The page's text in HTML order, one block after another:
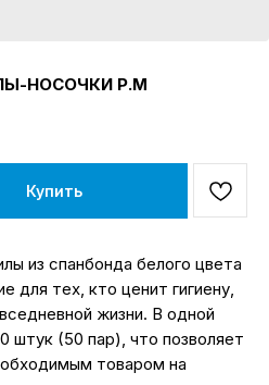
НОСОЧКИ Р.М
Купить
из спанбонда белого цвета
для тех, кто ценит гигиену,
жизни. В одной
штук (50 пар), что позволяет
товаром на